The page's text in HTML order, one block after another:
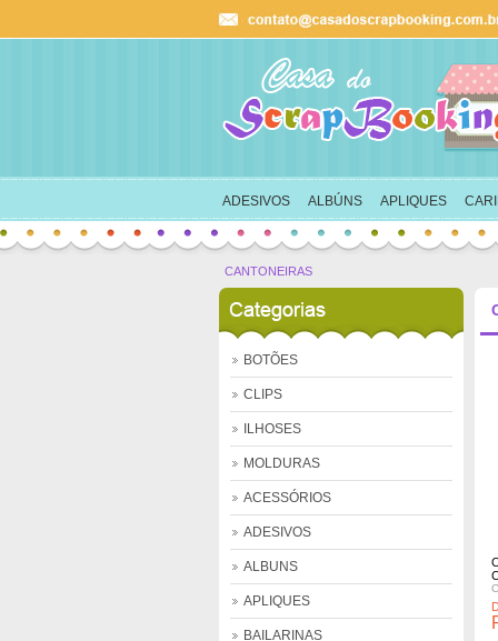
Ok
ADESIVOS ALBÚNS APLIQUES
CANTONEIRAS
BOTÕES
CLIPS
ILHOSES
MOLDURAS
ACESSÓRIOS
ADESIVOS
ALBUNS
APLIQUES
BAILARINAS